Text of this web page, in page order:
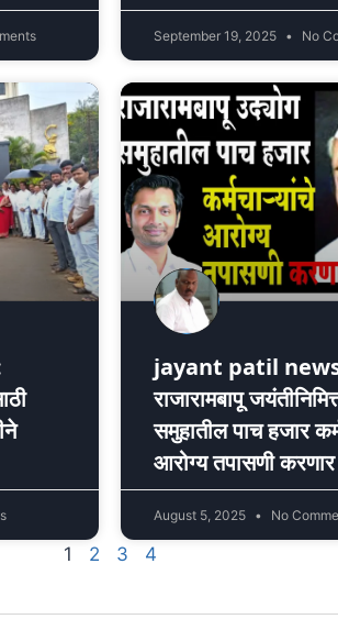
September 19, 2025 No
jayant patil
राजारामबापू
समुहातील पाच हजार
आरोग्य तपासणी करणार
August 5, 2025 No
1 2 3 4